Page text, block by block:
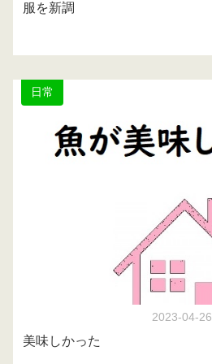
服を新調
日常
2023-04-26
美味しかった